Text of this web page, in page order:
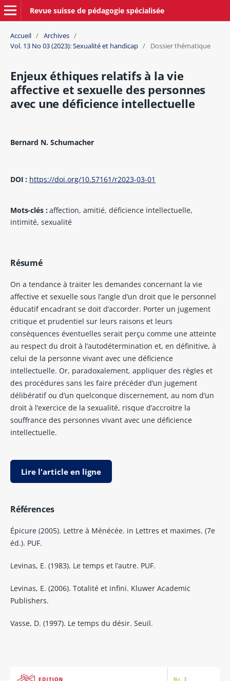
Revue suisse de pédagogie spécialisée
Accueil / Archives /
Vol. 13 No 03 (2023): Sexualité et handicap / Dossier thématique
Enjeux éthiques relatifs à la vie
affective et sexuelle des personnes
avec une déficience intellectuelle
Bernard N. Schumacher
DOI : https://doi.org/10.57161/r2023-03-01
Mots-clés :affection, amitié, déficience intellectuelle,
intimité, sexualité
Résumé
On a tendance à traiter les demandes concernant la vie
affective et sexuelle sous l’angle d’un droit que le personnel
éducatif encadrant se doit d’accorder. Porter un jugement
critique et prudentiel sur leurs raisons et leurs
conséquences éventuelles serait perçu comme une atteinte
au respect du droit à l’autodétermination et, en définitive, à
celui de la personne vivant avec une déficience
intellectuelle. Or, paradoxalement, appliquer des règles et
des procédures sans les faire précéder d’un jugement
délibératif ou d’un quelconque discernement, au nom d’un
droit à l’exercice de la sexualité, risque d’accroitre la
souffrance des personnes vivant avec une déficience
intellectuelle.
Lire l'article en ligne
Références
Épicure (2005). Lettre à Ménécée. in Lettres et maximes. (7e
éd.). PUF.
Levinas, E. (1983). Le temps et l’autre. PUF.
Levinas, E. (2006). Totalité et infini. Kluwer Academic
Publishers.
Vasse, D. (1997). Le temps du désir. Seuil.